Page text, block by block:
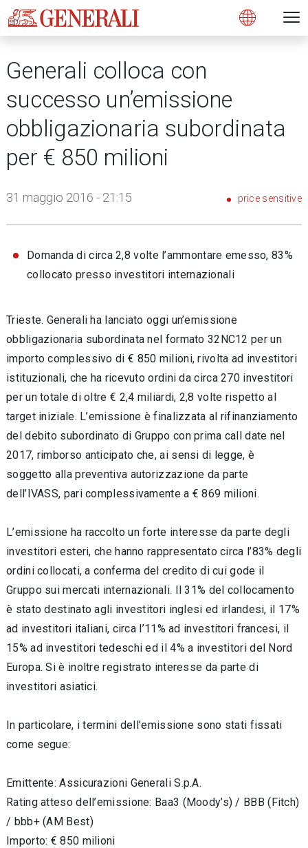
Open
Generali colloca con
successo un’emissione
obbligazionaria subordinata
per € 850 milioni
31 maggio 2016 - 21:15 price sensitive
Domanda di circa 2,8 volte l’ammontare emesso, 83%
collocato presso investitori internazionali
Trieste. Generali ha lanciato oggi un’emissione
obbligazionaria subordinata nel formato 32NC12 per un
importo complessivo di € 850 milioni, rivolta ad investitori
istituzionali, che ha ricevuto ordini da circa 270 investitori
per un totale di oltre € 2,4 miliardi, 2,8 volte rispetto al
target iniziale. L’emissione è finalizzata al rifinanziamento
del debito subordinato di Gruppo con prima call date nel
2017, rimborso anticipato che, ai sensi di legge, è
soggetto alla preventiva autorizzazione da parte
dell’IVASS, pari complessivamente a € 869 milioni.
L’emissione ha raccolto un forte interesse da parte degli
investitori esteri, che hanno rappresentato circa l’83% degli
ordini collocati, a conferma del credito di cui gode il
Gruppo sui mercati internazionali. Il 31% del collocamento
è stato destinato agli investitori inglesi ed irlandesi, il 17%
ad investitori italiani, circa l’11% ad investitori francesi, il
15% ad investitori tedeschi ed il 4% a investitori del Nord
Europa. Si è inoltre registrato interesse da parte di
investitori asiatici.
In particolare, i termini dell’emissione sono stati fissati
come segue:
Emittente: Assicurazioni Generali S.p.A.
Rating atteso dell’emissione: Baa3 (Moody’s) / BBB (Fitch)
/ bbb+ (AM Best)
Importo: € 850 milioni